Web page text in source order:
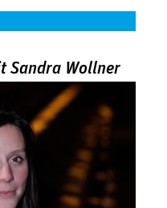
Sandra Wollner